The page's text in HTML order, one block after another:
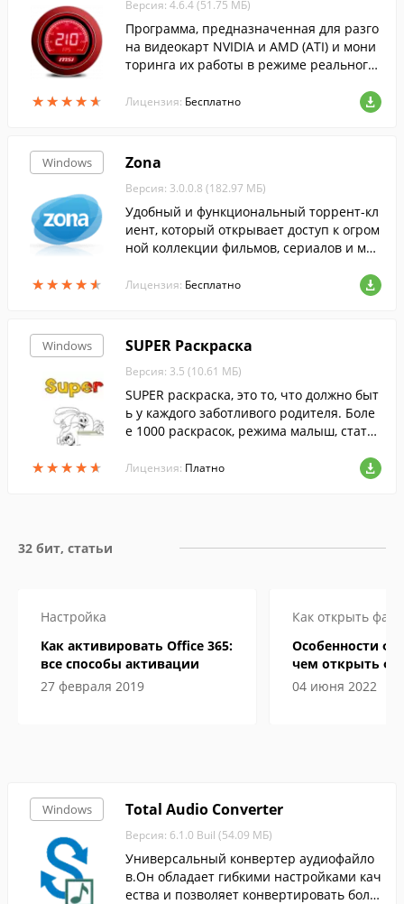
★★★★★
★★★★★
Версия: 4.6.4 (51.75 МБ)
Программа, предназначенная для разго
на видеокарт NVIDIA и AMD (ATI) и мони
торинга их работы в режиме реального
Лицензия: Бесплатно
Windows
★★★★★
★★★★★
Zona
Версия: 3.0.0.8 (182.97 МБ)
Удобный и функциональный торрент-кл
иент, который открывает доступ к огром
ной коллекции фильмов, сериалов и муз
Лицензия: Бесплатно
Windows
★★★★★
★★★★★
SUPER Раскраска
Версия: 3.5 (10.61 МБ)
SUPER раскраска, это то, что должно быт
ь у каждого заботливого родителя. Боле
е 1000 раскрасок, режима малыш, статис
сти рисование кисточкой и стирание и
Лицензия: Платно
32 бит, статьи
Настройка
Как активировать Office 365:
все способы активации
27 февраля 2019
Как открыть файл
Особенности
чем открыть
электронной
04 июня 2022
Windows Total Audio Converter
Версия: 6.1.0 Buil (54.09 МБ)
Универсальный конвертер аудиофайло
в.Он обладает гибкими настройками кач
ества и позволяет конвертировать боль